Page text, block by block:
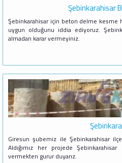
Şebinkarahisar
Şebinkarahisar için beton delme kesme
uygun olduğunu iddia ediyoruz.
almadan karar vermeyiniz.
Giresun şubemiz ile Şebinkarahisar
Aldığımız her projede
vermekten gurur duyarız.